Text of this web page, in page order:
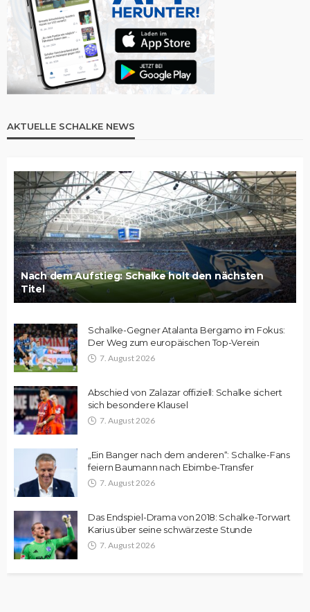
AKTUELLE SCHALKE NEWS
Nach dem Aufstieg: Schalke holt den nächsten
Titel
Schalke-Gegner Atalanta Bergamo im Fokus:
Der Weg zum europäischen Top-Verein
7. August 2026
Abschied von Zalazar offiziell: Schalke sichert
sich besondere Klausel
7. August 2026
„Ein Banger nach dem anderen“: Schalke-Fans
feiern Baumann nach Ebimbe-Transfer
7. August 2026
Das Endspiel-Drama von 2018: Schalke-Torwart
Karius über seine schwärzeste Stunde
7. August 2026